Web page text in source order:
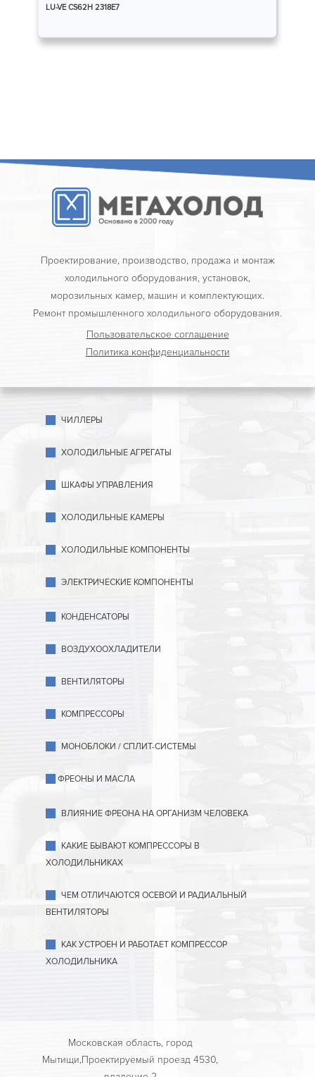
LU-VE CS62H 2318E7
Проектирование, производство, продажа и монтаж
холодильного оборудования, установок,
морозильных камер, машин и комплектующих.
Ремонт промышленного холодильного оборудования.
Пользовательское соглашение
Политика конфиденциальности
ЧИЛЛЕРЫ
ХОЛОДИЛЬНЫЕ АГРЕГАТЫ
ШКАФЫ УПРАВЛЕНИЯ
ХОЛОДИЛЬНЫЕ КАМЕРЫ
ХОЛОДИЛЬНЫЕ КОМПОНЕНТЫ
ЭЛЕКТРИЧЕСКИЕ КОМПОНЕНТЫ
КОНДЕНСАТОРЫ
ВОЗДУХООХЛАДИТЕЛИ
ВЕНТИЛЯТОРЫ
КОМПРЕССОРЫ
МОНОБЛОКИ / СПЛИТ-СИСТЕМЫ
ФРЕОНЫ И МАСЛА
ВЛИЯНИЕ ФРЕОНА НА ОРГАНИЗМ ЧЕЛОВЕКА
КАКИЕ БЫВАЮТ КОМПРЕССОРЫ В
ХОЛОДИЛЬНИКАХ
ЧЕМ ОТЛИЧАЮТСЯ ОСЕВОЙ И РАДИАЛЬНЫЙ
ВЕНТИЛЯТОРЫ
КАК УСТРОЕН И РАБОТАЕТ КОМПРЕССОР
ХОЛОДИЛЬНИКА
Московская область, город
Мытищи,Проектируемый проезд 4530,